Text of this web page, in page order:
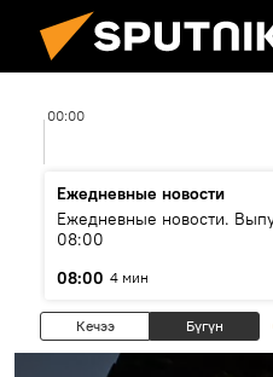
00:00
Ежедневные новости
Ежедневные новости.
08:00
08:00 4 мин
Кечээ Бүгүн